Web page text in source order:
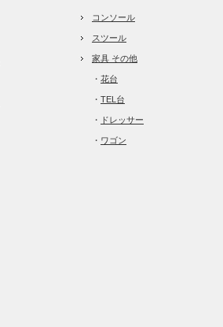
コンソール
スツール
家具 その他
・ 花台
・ TEL台
・ ドレッサー
・ ワゴン